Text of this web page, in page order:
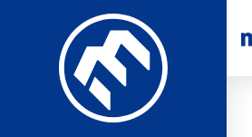
Les compétitions Calendrier de compétitions